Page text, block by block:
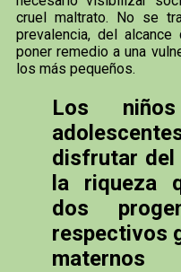
cruel maltrato. No se
prevalencia, del
poner remedio a una
los más pequeños.
Los
disfrutar del
la riqueza
dos
respectivos
maternos